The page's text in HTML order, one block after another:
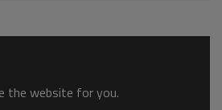
the website for you.